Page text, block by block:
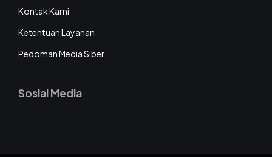
Kontak Kami
Ketentuan Layanan
Pedoman Media Siber
Sosial Media